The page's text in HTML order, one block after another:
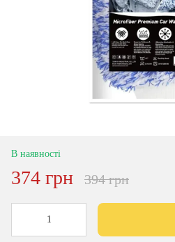
В наявності
374 грн 394 грн